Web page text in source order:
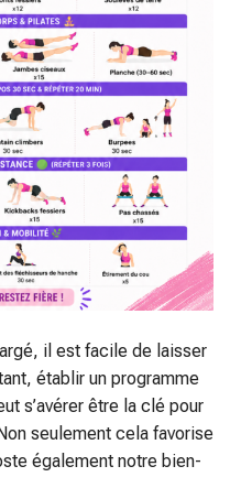
il est facile de laisser
établir un programme
s’avérer être la clé pour
seulement cela favorise
également notre bien-